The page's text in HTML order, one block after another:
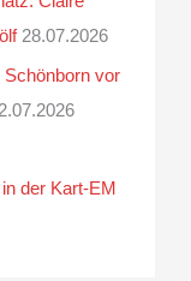
28.07.2026
Schönborn vor
der Kart-EM